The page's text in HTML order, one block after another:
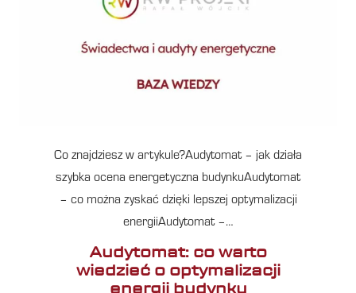
Co znajdziesz w artykule?Audytomat – jak działa
szybka ocena energetyczna budynkuAudytomat
– co można zyskać dzięki lepszej optymalizacji
energiiAudytomat –…
Audytomat: co warto
wiedzieć o optymalizacji
energii budynku